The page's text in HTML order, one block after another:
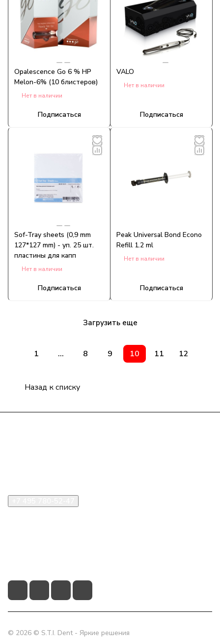
Opalescence Go 6 % HP
Melon-6% (10 блистеров)
Нет в наличии
Подписаться
VALO
Нет в наличии
Подписаться
Sof-Tray sheets (0,9 mm
127*127 mm) - уп. 25 шт.
пластины для капп
Нет в наличии
Подписаться
Peak Universal Bond Econo
Refill 1.2 ml
Нет в наличии
Подписаться
Загрузить еще
1 ... 8 9 10 11 12
Назад к списку
© 2026 © S.T.I. Dent - Яркие решения